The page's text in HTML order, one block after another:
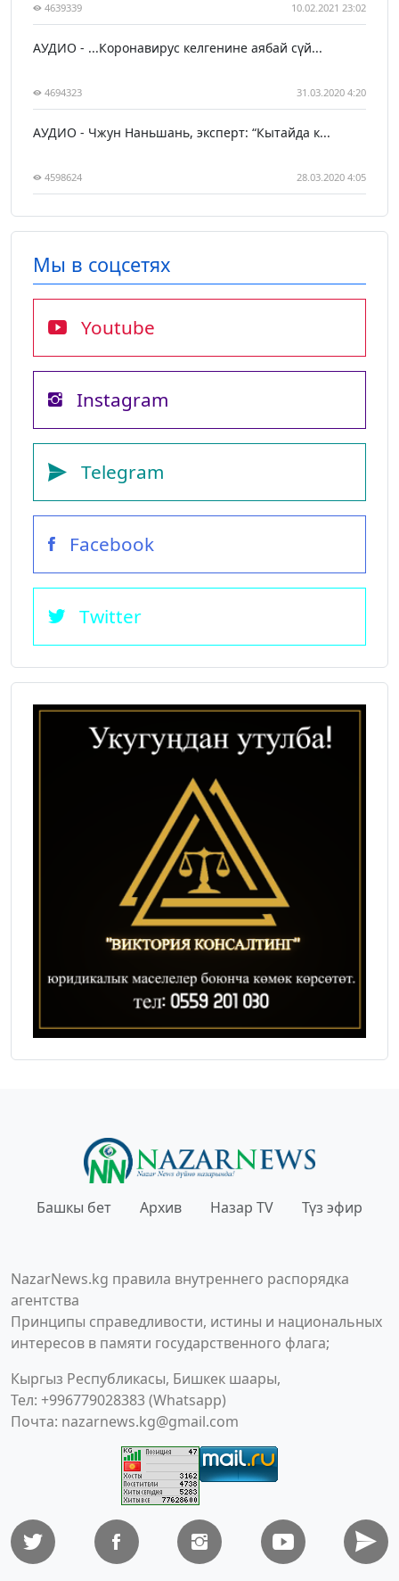
4639339 10.02.2021 23:02
АУДИО - ...Коронавирус келгенине аябай сүй...
4694323 31.03.2020 4:20
АУДИО - Чжун Наньшань, эксперт: “Кытайда к...
4598624 28.03.2020 4:05
Мы в соцсетях
Youtube
Instagram
Telegram
Facebook
Twitter
Башкы бет Архив Назар TV Түз эфир
NazarNews.kg правила внутреннего распорядка
агентства
Принципы справедливости, истины и национальных
интересов в памяти государственного флага;
Кыргыз Республикасы, Бишкек шаары,
Тел: +996779028383 (Whatsapp)
Почта: nazarnews.kg@gmail.com